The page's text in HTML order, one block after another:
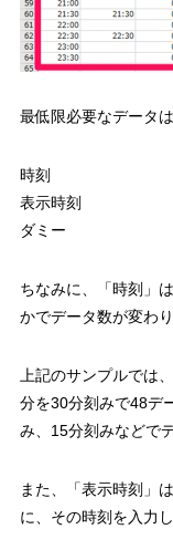
最低限必要なデータ
時刻
表示時刻
ダミー
ちなみに、
「時刻」
かでデータ数が変わり
上記のサンプルでは
分を30分刻みで48デ
み、15分刻みなどで
また、
「表示時刻」
に、その時刻を入力